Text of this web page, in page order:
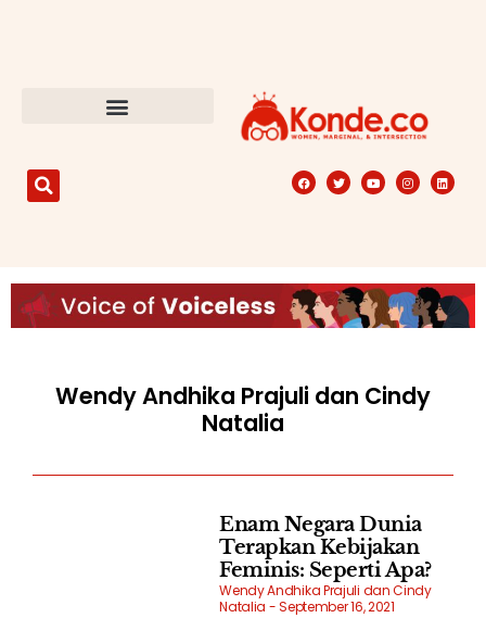
Wendy Andhika Prajuli dan Cindy
Natalia
Enam Negara Dunia
Terapkan Kebijakan
Feminis: Seperti Apa?
Wendy Andhika Prajuli dan Cindy
Natalia
September 16, 2021